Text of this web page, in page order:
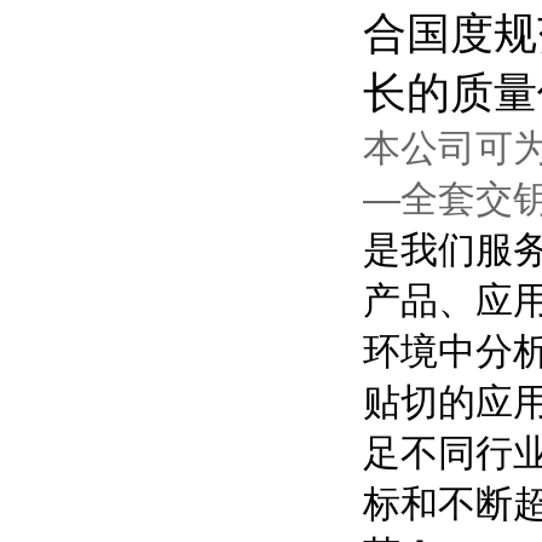
合国度
长的质
本公司可
—全套交
是我们服
产品、应
环境中分
贴切的应
足不同行
标和不断